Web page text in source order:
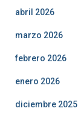
abril 2026
marzo 2026
febrero 2026
enero 2026
diciembre 2025